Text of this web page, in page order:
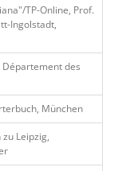
TP-Online, Prof.
Ingolstadt,
Département des
München
Leipzig,